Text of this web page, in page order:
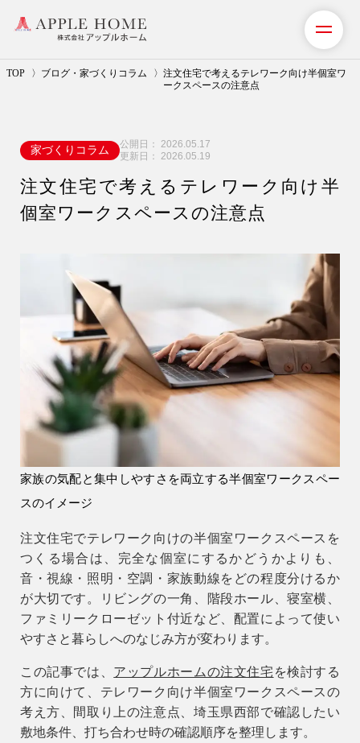
TOP ブログ・家づくりコラム
注文住宅で考えるテレワーク向け半個室ワ
ークスペースの注意点
家づくりコラム 公開日： 2026.05.17
更新日： 2026.05.19
注文住宅で考えるテレワーク向け半
個室ワークスペースの注意点
家族の気配と集中しやすさを両立する半個室ワークスペー
スのイメージ
注文住宅でテレワーク向けの半個室ワークスペースを
つくる場合は、完全な個室にするかどうかよりも、
音・視線・照明・空調・家族動線をどの程度分けるか
が大切です。リビングの一角、階段ホール、寝室横、
ファミリークローゼット付近など、配置によって使い
やすさと暮らしへのなじみ方が変わります。
この記事では、 アップルホームの注文住宅 を検討する
方に向けて、テレワーク向け半個室ワークスペースの
考え方、間取り上の注意点、埼玉県西部で確認したい
敷地条件、打ち合わせ時の確認順序を整理します。
事業紹介（注文住宅）
リフォーム・リノベーション
ショールーム・モデルハウス
施工事例・お客様の声
会社情報
会社概要
お知らせ
イベント